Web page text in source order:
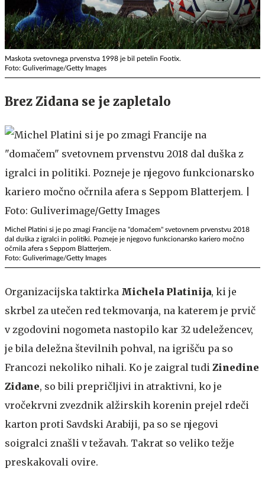
Maskota svetovnega prvenstva 1998 je bil petelin Footix.
Foto: Guliverimage/Getty Images
Brez Zidana se je zapletalo
Michel Platini si je po zmagi Francije na "domačem" svetovnem prvenstvu 2018
dal duška z igralci in politiki. Pozneje je njegovo funkcionarsko kariero močno
očrnila afera s Seppom Blatterjem.
Foto: Guliverimage/Getty Images
Organizacijska taktirka Michela Platinija, ki je
skrbel za utečen red tekmovanja, na katerem je prvič
v zgodovini nogometa nastopilo kar 32 udeležencev,
je bila deležna številnih pohval, na igrišču pa so
Francozi nekoliko nihali. Ko je zaigral tudi Zinedine
Zidane, so bili prepričljivi in atraktivni, ko je
vročekrvni zvezdnik alžirskih korenin prejel rdeči
karton proti Savdski Arabiji, pa so se njegovi
soigralci znašli v težavah. Takrat so veliko težje
preskakovali ovire.